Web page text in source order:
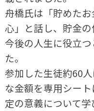
舟橋氏は「貯めた
心」と話し、貯金
今後の人生に役立
た。
参加した生徒約60
な金額を専用シー
定の意義について学